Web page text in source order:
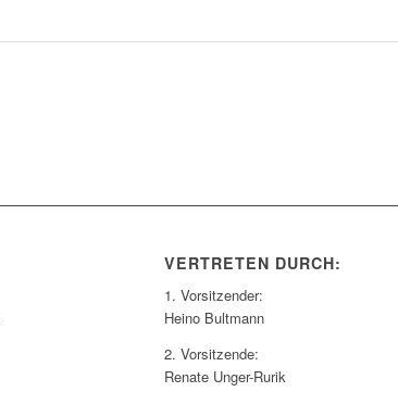
VERTRETEN DURCH:
1. Vorsitzender:
Heino Bultmann
2. Vorsitzende:
Renate Unger-Rurik